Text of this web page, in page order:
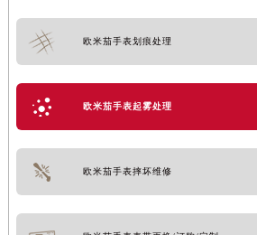
欧米茄手表划痕处理
欧米茄手表起雾处理
欧米茄手表摔坏维修